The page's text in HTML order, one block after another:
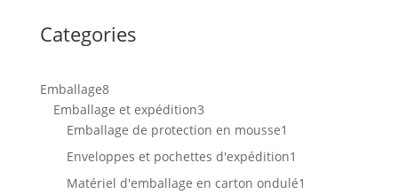
Categories
Emballage88
produits
Emballage et expédition33
produits
Emballage de protection en mousse1
produit
Enveloppes et pochettes d'expédition1
produit
Matériel d'emballage en carton ondulé1